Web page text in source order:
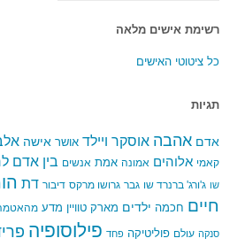
רשימת אישים מלאה
כל ציטוטי האישים
תגיות
אדם אהבה אוסקר ויילד אושר אישה
קאמי אלוהים אמונה אמת אנשים בין אדם
שו ג'ורג' ברנרד שו גבר גרושו מרקס דיבור דת
חיים חכמה ילדים מארק טוויין מדע מהאטמה
סנקה עולם פוליטיקה פחד פילוסופיה